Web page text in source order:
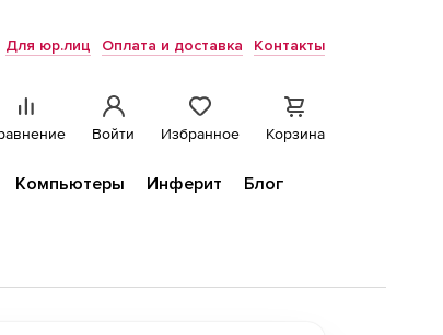
Для юр.лиц Оплата и доставка Контакты
Войти Избранное Корзина
Компьютеры Инферит
Блог